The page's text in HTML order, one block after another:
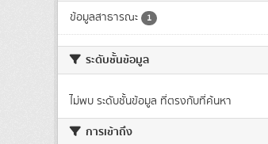
ข้อมูลสาธารณะ 1
ระดับชั้นข้อมูล
ไม่พบ ระดับชั้นข้อมูล ที่ตรงกับที่ค้นหา
การเข้าถึง